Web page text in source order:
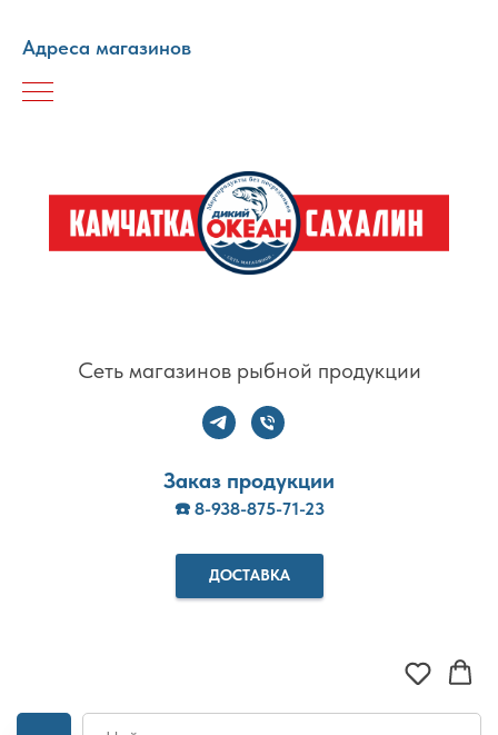
Адреса магазинов
Сеть магазинов рыбной продукции
Заказ продукции
☎️ 8-938-875-71-23
ДОСТАВКА